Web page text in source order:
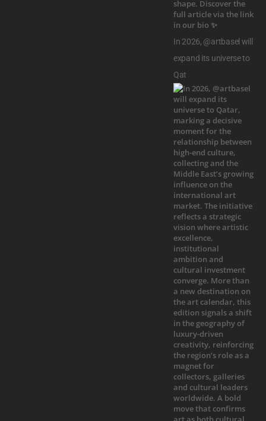
In 2026, @artbasel will
expand its universe to
Qat